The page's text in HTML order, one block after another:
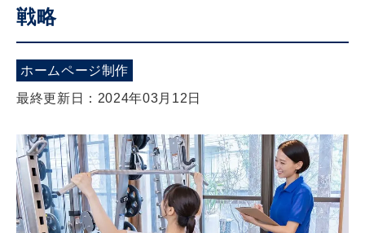
戦略
ホームページ制作
最終更新日：2024年03月12日